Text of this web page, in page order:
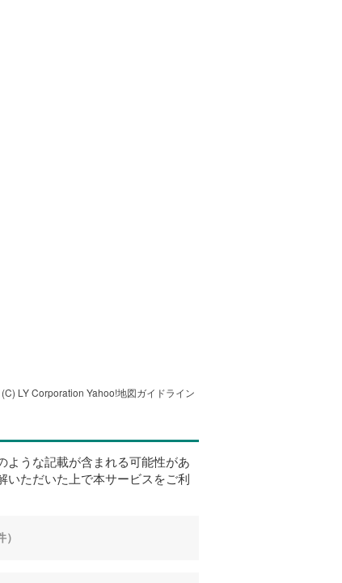
(C) LY Corporation Yahoo!地図ガイドライン
ような記載が含まれる可能性があ
いただいた上で本サービスをご利